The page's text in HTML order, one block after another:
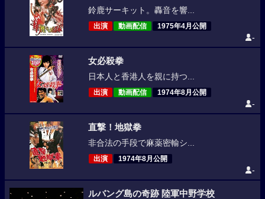
鈴鹿サーキット。轟音を響...
出演 動画配信 1975年4月公開
-
女必殺拳
日本人と香港人を親に持つ...
出演 動画配信 1974年8月公開
-
直撃！地獄拳
非合法の手段で麻薬密輸シ...
出演 1974年8月公開
-
ルバング島の奇跡 陸軍中野学校